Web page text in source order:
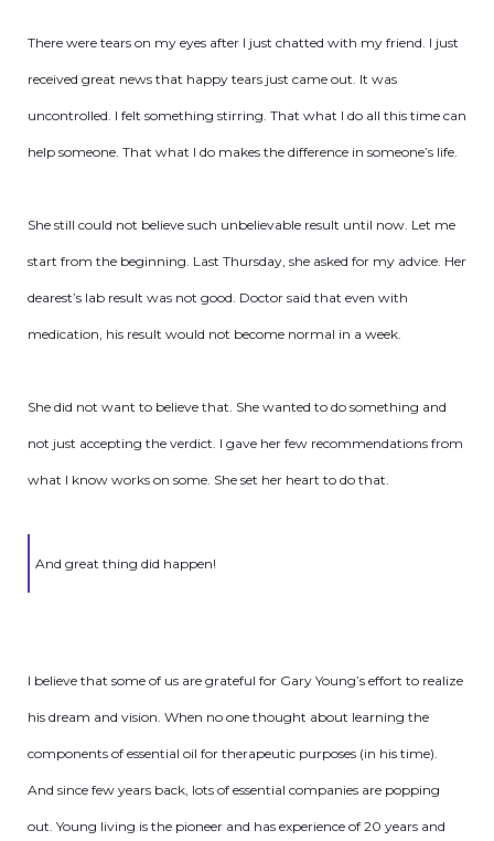
There were tears on my eyes after I just chatted with my friend. I just
received great news that happy tears just came out. It was
uncontrolled. I felt something stirring. That what I do all this time can
help someone. That what I do makes the difference in someone’s life.
She still could not believe such unbelievable result until now. Let me
start from the beginning. Last Thursday, she asked for my advice. Her
dearest’s lab result was not good. Doctor said that even with
medication, his result would not become normal in a week.
She did not want to believe that. She wanted to do something and
not just accepting the verdict. I gave her few recommendations from
what I know works on some. She set her heart to do that.
And great thing did happen!
I believe that some of us are grateful for Gary Young’s effort to realize
his dream and vision. When no one thought about learning the
components of essential oil for therapeutic purposes (in his time).
And since few years back, lots of essential companies are popping
out. Young living is the pioneer and has experience of 20 years and